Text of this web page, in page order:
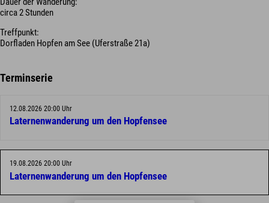
circa 2 Stunden
Treffpunkt:
Dorfladen Hopfen am See (Uferstraße 21a)
Terminserie
12.08.2026 20:00 Uhr
Laternenwanderung um den Hopfensee
19.08.2026 20:00 Uhr
Laternenwanderung um den Hopfensee